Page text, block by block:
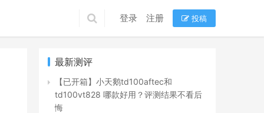
登录 注册 投稿
最新测评
【已开箱】小天鹅td100aftec和
td100vt828 哪款好用？评测结果不看后
悔